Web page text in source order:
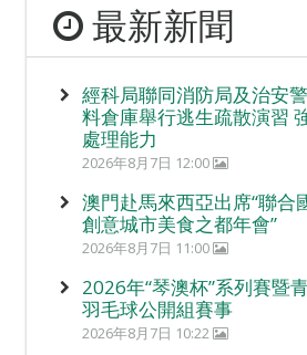
最新新聞
經科局聯同消防局及治安
料倉庫舉行逃生疏散演習
處理能力
2026年8月7日 12:00
澳門赴馬來西亞出席“聯合
創意城市美食之都年會”
2026年8月7日 11:00
2026年“琴澳杯”系列賽暨
羽毛球公開組賽事
2026年8月7日 10:22